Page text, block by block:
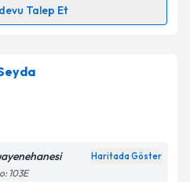
Talep Et
Örük
uzmandan randevu almanız
e-posta ile
Haritada Göster
103E